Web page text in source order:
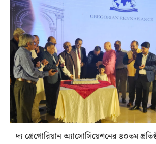
দ্য গ্রেগোরিয়ান অ্যাসোসিয়েশনের ৪০তম